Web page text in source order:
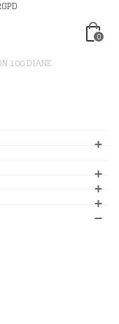
0
100 DIANE